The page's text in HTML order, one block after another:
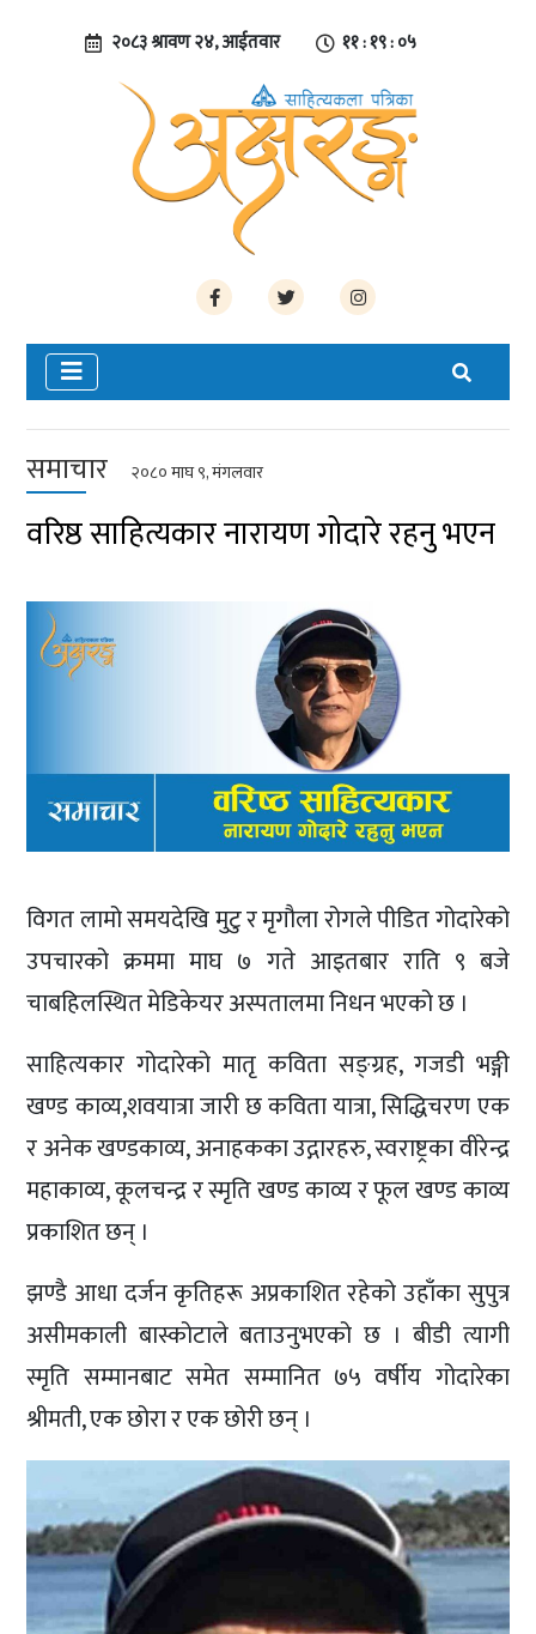
२०८३ श्रावण २४, आईतवार ११ : १९ : ०६
समाचार २०८० माघ ९, मंगलवार
वरिष्ठ साहित्यकार नारायण गोदारे रहनु भएन
विगत लामो समयदेखि मुटु र मृगौला रोगले पीडित गोदारेको
उपचारको क्रममा माघ ७ गते आइतबार राति ९ बजे
चाबहिलस्थित मेडिकेयर अस्पतालमा निधन भएको छ ।
साहित्यकार गोदारेको मातृ कविता सङ्ग्रह, गजडी भङ्गी
खण्ड काव्य,शवयात्रा जारी छ कविता यात्रा, सिद्धिचरण एक
र अनेक खण्डकाव्य, अनाहकका उद्गारहरु, स्वराष्ट्रका वीरेन्द्र
महाकाव्य, कूलचन्द्र र स्मृति खण्ड काव्य र फूल खण्ड काव्य
प्रकाशित छन् ।
झण्डै आधा दर्जन कृतिहरू अप्रकाशित रहेको उहाँका सुपुत्र
असीमकाली बास्कोटाले बताउनुभएको छ । बीडी त्यागी
स्मृति सम्मानबाट समेत सम्मानित ७५ वर्षीय गोदारेका
श्रीमती, एक छोरा र एक छोरी छन् ।